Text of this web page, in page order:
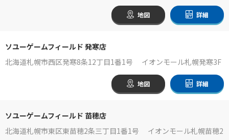
地図 詳細
ソユーゲームフィールド 発寒店
北海道札幌市西区発寒8条12丁目1番1号 イオンモール札幌発寒3F
地図 詳細
ソユーゲームフィールド 苗穂店
北海道札幌市東区東苗穂2条三丁目1番1号 イオンモール札幌苗穂2